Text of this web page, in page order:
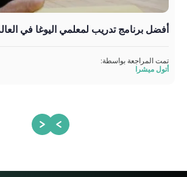
أفضل برنامج تدريب لمعلمي اليوغا في العالم
تمت المراجعة بواسطة:
أتول ميشرا